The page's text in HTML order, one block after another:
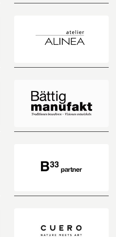
Artek
atelier
manufakt
Bogen33